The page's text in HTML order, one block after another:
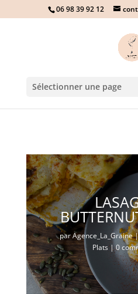
06 98 39 92 12
Sélectionner une page
parAgence_La_Graine
Plats|0